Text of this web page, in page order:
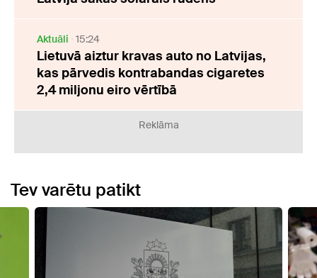
Aktuāli 15:24
Lietuvā aiztur kravas auto no Latvijas,
kas pārvedis kontrabandas cigaretes
2,4 miljonu eiro vērtībā
Reklāma
Tev varētu patikt